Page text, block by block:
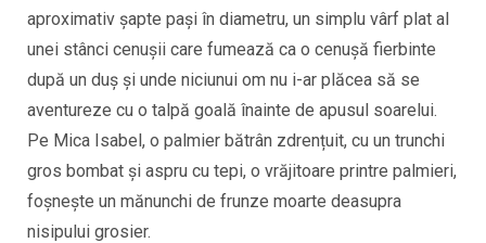
aproximativ șapte pași în diametru, un simplu vârf plat al
unei stânci cenușii care fumează ca o cenuşă fierbinte
după un duș și unde niciunui om nu i-ar plăcea să se
aventureze cu o talpă goală înainte de apusul soarelui.
Pe Mica Isabel, o palmier bătrân zdrențuit, cu un trunchi
gros bombat și aspru cu tepi, o vrăjitoare printre palmieri,
foșnește un mănunchi de frunze moarte deasupra
nisipului grosier.